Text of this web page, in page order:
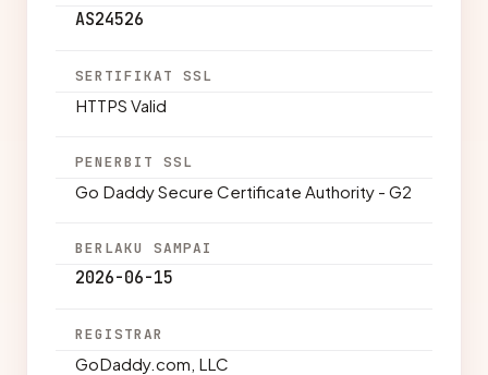
AS24526
SERTIFIKAT SSL
HTTPS Valid
PENERBIT SSL
Go Daddy Secure Certificate Authority - G2
BERLAKU SAMPAI
2026-06-15
REGISTRAR
GoDaddy.com, LLC